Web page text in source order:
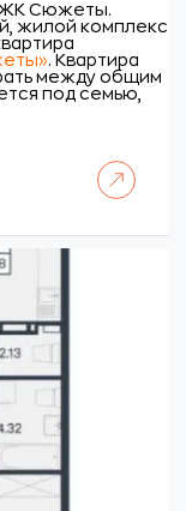
ЖК Сюжеты.
жилой комплекс
. Квартира
между общим
под семью,